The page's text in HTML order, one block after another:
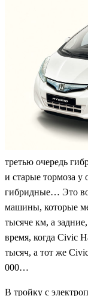
третью очередь
и старые тормоза
гибридные… Это
машины, которые
тысяче км, а
время, когда Civic
тысяч, а тот же
000…
В тройку с